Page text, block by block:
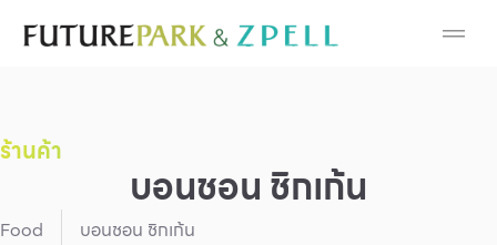
Cosmetic
Fashion
Food
ร้านค้า
บอนชอน ชิกเก้น
Food บอนชอน ชิกเก้น